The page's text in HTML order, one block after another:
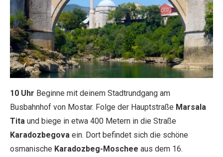
10 Uhr Beginne mit deinem Stadtrundgang am
Busbahnhof von Mostar. Folge der Hauptstraße Marsala
Tita und biege in etwa 400 Metern in die Straße
Karadozbegova ein. Dort befindet sich die schöne
osmanische Karadozbeg-Moschee aus dem 16.